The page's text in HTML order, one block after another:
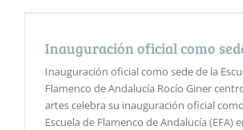
Inauguración oficial como
Inauguración oficial como sede de la
Flamenco de Andalucía Rocío Giner
artes celebra su inauguración oficial
Escuela de Flamenco de Andalucía (EFA)